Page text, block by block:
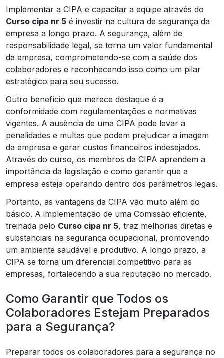
Implementar a CIPA e capacitar a equipe através do
Curso cipa nr 5 é investir na cultura de segurança da
empresa a longo prazo. A segurança, além de
responsabilidade legal, se torna um valor fundamental
da empresa, comprometendo-se com a saúde dos
colaboradores e reconhecendo isso como um pilar
estratégico para seu sucesso.
Outro benefício que merece destaque é a
conformidade com regulamentações e normativas
vigentes. A ausência de uma CIPA pode levar a
penalidades e multas que podem prejudicar a imagem
da empresa e gerar custos financeiros indesejados.
Através do curso, os membros da CIPA aprendem a
importância da legislação e como garantir que a
empresa esteja operando dentro dos parâmetros legais.
Portanto, as vantagens da CIPA vão muito além do
básico. A implementação de uma Comissão eficiente,
treinada pelo Curso cipa nr 5, traz melhorias diretas e
substanciais na segurança ocupacional, promovendo
um ambiente saudável e produtivo. A longo prazo, a
CIPA se torna um diferencial competitivo para as
empresas, fortalecendo a sua reputação no mercado.
Como Garantir que Todos os
Colaboradores Estejam Preparados
para a Segurança?
Preparar todos os colaboradores para a segurança no